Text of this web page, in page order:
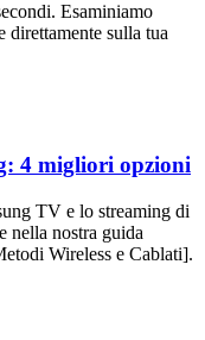
Esaminiamo
direttamente sulla tua
4 migliori opzioni
TV e lo streaming di
nella nostra guida
Wireless e Cablati].